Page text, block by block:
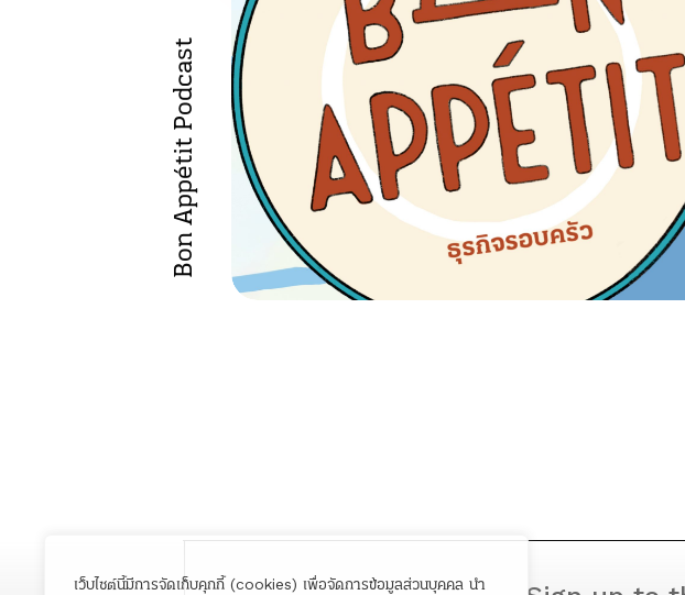
เว็บไซต์นี้มีการจัดเก็บคุกกี้ (cookies) เพื่อจัดการข้อมูลส่วนบุคคล นำ
Bon Appétit Podcast